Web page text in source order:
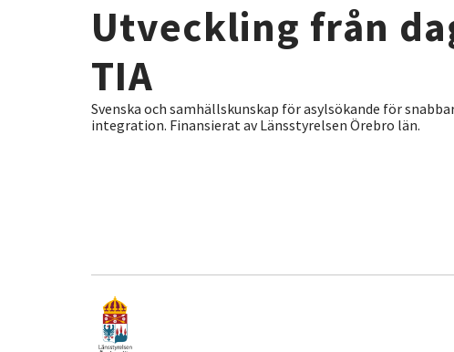
Utveckling från
TIA
Svenska och samhällskunskap för asylsökande för
integration. Finansierat av Länsstyrelsen Örebro län.